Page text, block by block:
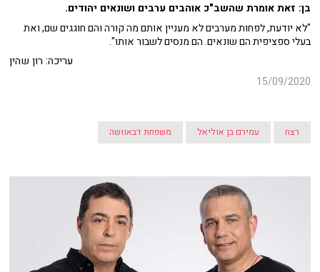
בן: זאת אומרת שהשב"כ אוהבים ערבים ושונאים יהודים.
"לא יודעת, לפחות מערבים לא מעניין אותם מה קורה והם חוגגים שם, ואת
בעלי ספציפית הם שונאים. הם מנסים לשבור אותו".
עריכה: רון שהין
15/09/2020
רצח עמירם בן אוליאל משפחת דבאוושה